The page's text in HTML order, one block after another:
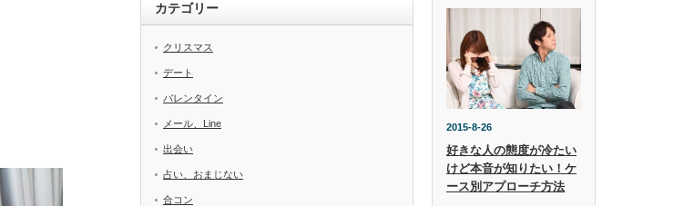
カテゴリー
クリスマス
デート
バレンタイン
メール、Line
出会い
占い、おまじない
合コン
2015-8-26
好きな人の態度が冷たい
けど本音が知りたい！ケ
ース別アプローチ方法